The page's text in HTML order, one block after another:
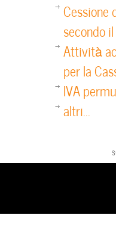
Cessione
secondo
Attività
per la
IVA
altri...